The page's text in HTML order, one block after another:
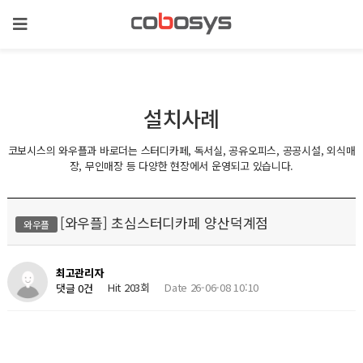
설치사례
코보시스의 와우플과 바로더는 스터디카페, 독서실, 공유오피스, 공공시설, 외식매
장, 무인매장 등 다양한 현장에서 운영되고 있습니다.
와우플 [와우플] 초심스터디카페 양산덕계점
최고관리자
댓글 0건
Hit 203회 Date 26-06-08 10:10